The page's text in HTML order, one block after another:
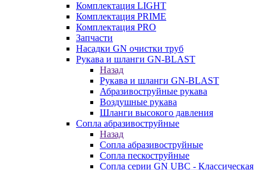
Комплектация LIGHT
Комплектация PRIME
Комплектация PRO
Запчасти
Насадки GN очистки труб
Рукава и шланги GN-BLAST
Назад
Рукава и шланги GN-BLAST
Абразивоструйные рукава
Воздушные рукава
Шланги высокого давления
Сопла абразивоструйные
Назад
Сопла абразивоструйные
Сопла пескоструйные
Сопла серии GN UBC - Классическая